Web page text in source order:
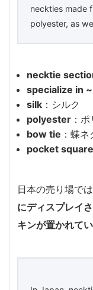
neckties made
polyester, as
necktie
specialize in ~
silk ：シルク
polyester ：
bow tie ：蝶
pocket square
日本の売り場では
にディスプレイ
キンが置かれて